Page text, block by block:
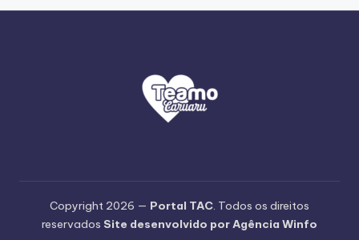
Copyright 2026 — Portal TAC. Todos os direitos
reservados Site desenvolvido por Agência Winfo